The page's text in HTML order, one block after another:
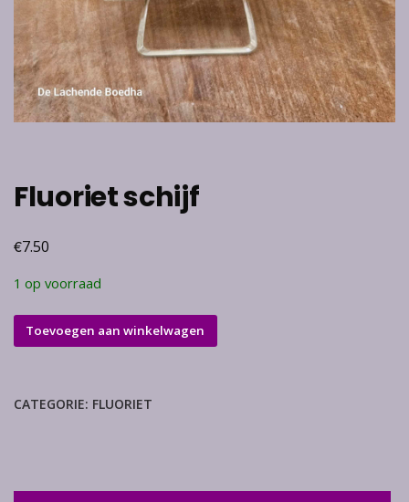
Fluoriet schijf
€7.50
1 op voorraad
Fluoriet
schijf
Toevoegen aan winkelwagen
CATEGORIE: FLUORIET